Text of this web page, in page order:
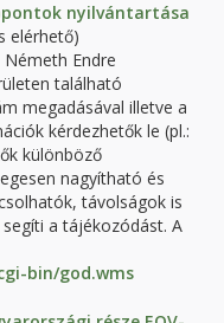
nyilvántartása
elérhető)
Endre
található
megadásával illetve a
kérdezhetők le (pl.:
különböző
nagyítható és
távolságok is
a tájékozódást. A
bin/god.wms